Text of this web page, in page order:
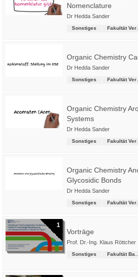
Nomenclature
Dr Hedda Sander
Sonstiges
Organic Chemistry
Dr Hedda Sander
Sonstiges
Organic Chemistry
Systems
Dr Hedda Sander
Sonstiges
Organic Chemistry
Glycosidic Bonds
Dr Hedda Sander
Sonstiges
1
Vorträge
Prof. Dr.-Ing. Klaus Röttcher
Sonstiges